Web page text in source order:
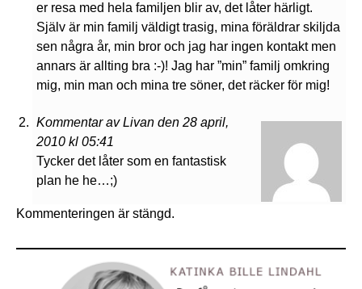
er resa med hela familjen blir av, det låter härligt.
Själv är min familj väldigt trasig, mina föräldrar skiljda
sen några år, min bror och jag har ingen kontakt men
annars är allting bra :-)! Jag har ”min” familj omkring
mig, min man och mina tre söner, det räcker för mig!
Kommentar av Livan den 28 april,
2010 kl 05:41
Tycker det låter som en fantastisk
plan he he…;)
Kommenteringen är stängd.